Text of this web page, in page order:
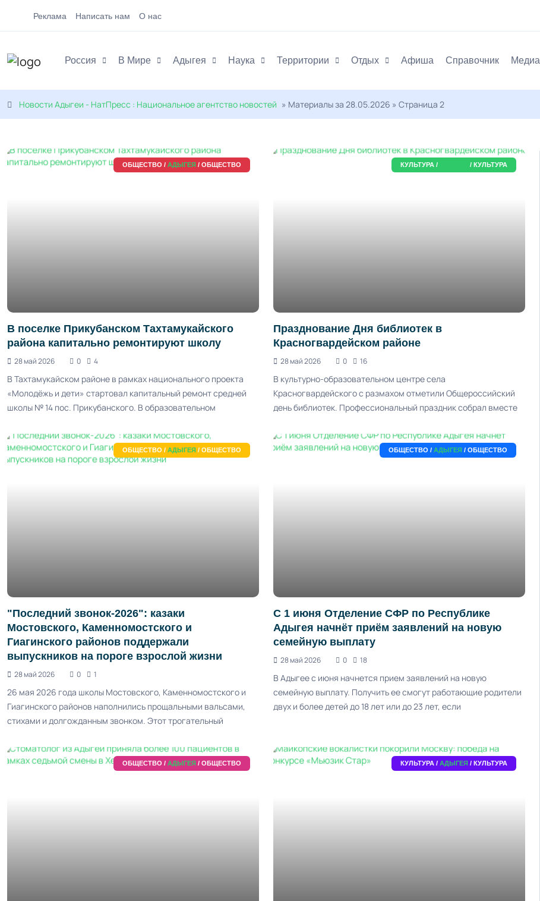
Реклама Написать нам О нас
Россия В Мире Адыгея Наука Территории Отдых Афиша Справочник Медиа
Новости Адыгеи - НатПресс : Национальное агентство новостей » Материалы за 28.05.2026 » Страница 2
ОБЩЕСТВО / АДЫГЕЯ / ОБЩЕСТВО
В поселке Прикубанском Тахтамукайского
района капитально ремонтируют школу
28 май 2026 0 4
В Тахтамукайском районе в рамках национального проекта
«Молодёжь и дети» стартовал капитальный ремонт средней
школы № 14 пос. Прикубанского. В образовательном
КУЛЬТУРА / / КУЛЬТУРА
Празднование Дня библиотек в
Красногвардейском районе
28 май 2026 0 16
В культурно-образовательном центре села
Красногвардейского с размахом отметили Общероссийский
день библиотек. Профессиональный праздник собрал вместе
ОБЩЕСТВО / АДЫГЕЯ / ОБЩЕСТВО
"Последний звонок-2026": казаки
Мостовского, Каменномостского и
Гиагинского районов поддержали
выпускников на пороге взрослой жизни
28 май 2026 0 1
26 мая 2026 года школы Мостовского, Каменномостского и
Гиагинского районов наполнились прощальными вальсами,
стихами и долгожданным звонком. Этот трогательный
ОБЩЕСТВО / АДЫГЕЯ / ОБЩЕСТВО
С 1 июня Отделение СФР по Республике
Адыгея начнёт приём заявлений на новую
семейную выплату
28 май 2026 0 18
В Адыгее с июня начнется прием заявлений на новую
семейную выплату. Получить ее смогут работающие родители
двух и более детей до 18 лет или до 23 лет, если
ОБЩЕСТВО / АДЫГЕЯ / ОБЩЕСТВО КУЛЬТУРА / АДЫГЕЯ / КУЛЬТУРА